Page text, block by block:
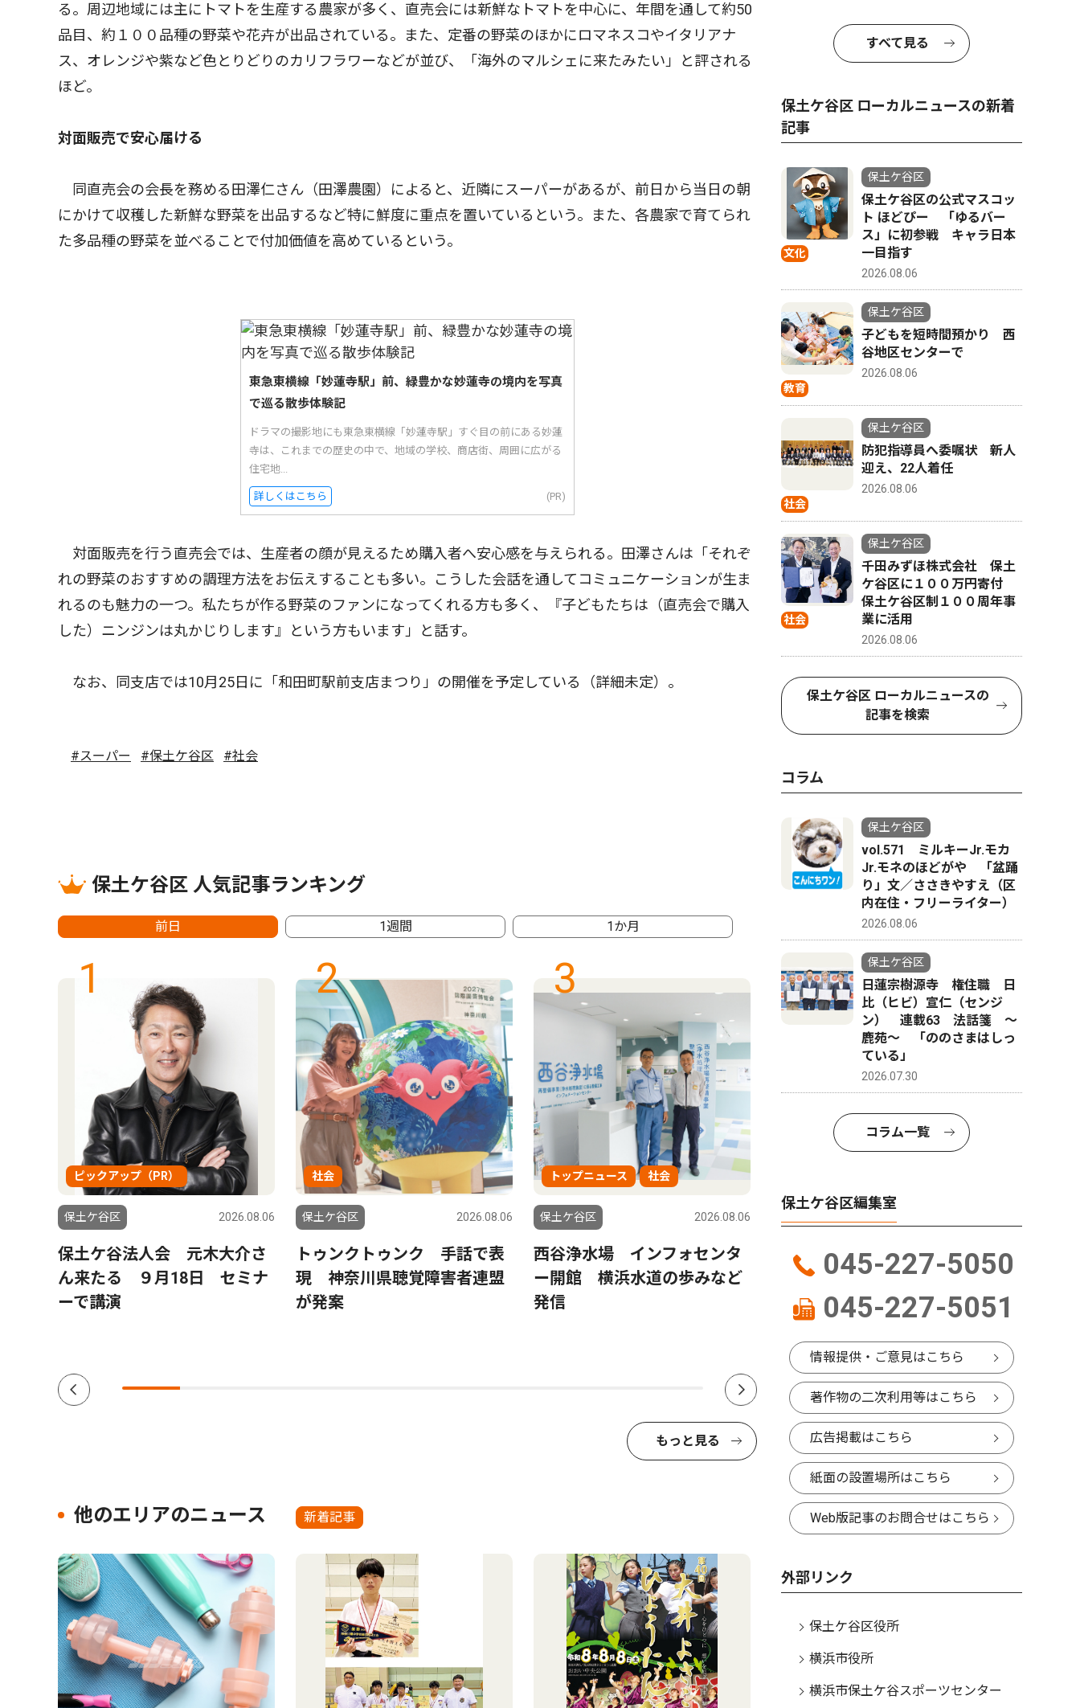
る。周辺地域には主にトマトを生産する農家が多く、直売会には新鮮なトマトを中心に、年間を通して約50
品目、約１００品種の野菜や花卉が出品されている。また、定番の野菜のほかにロマネスコやイタリアナ
ス、オレンジや紫など色とりどりのカリフラワーなどが並び、「海外のマルシェに来たみたい」と評される
ほど。
対面販売で安心届ける
同直売会の会長を務める田澤仁さん（田澤農園）によると、近隣にスーパーがあるが、前日から当日の朝
にかけて収穫した新鮮な野菜を出品するなど特に鮮度に重点を置いているという。また、各農家で育てられ
た多品種の野菜を並べることで付加価値を高めているという。
東急東横線「妙蓮寺駅」前、緑豊かな妙蓮寺の境内を写真
で巡る散歩体験記
ドラマの撮影地にも東急東横線「妙蓮寺駅」すぐ目の前にある妙蓮
寺は、これまでの歴史の中で、地域の学校、商店街、周囲に広がる
住宅地...
詳しくはこちら (PR)
対面販売を行う直売会では、生産者の顔が見えるため購入者へ安心感を与えられる。田澤さんは「それぞ
れの野菜のおすすめの調理方法をお伝えすることも多い。こうした会話を通してコミュニケーションが生ま
れるのも魅力の一つ。私たちが作る野菜のファンになってくれる方も多く、『子どもたちは（直売会で購入
した）ニンジンは丸かじりします』という方もいます」と話す。
なお、同支店では10月25日に「和田町駅前支店まつり」の開催を予定している（詳細未定）。
#スーパー #保土ケ谷区 #社会
保土ケ谷区 人気記事ランキング
前日 1週間 1か月
1
ピックアップ（PR）
保土ケ谷区 2026.08.06
保土ケ谷法人会 元木大介さ
ん来たる ９月18日 セミナ
ーで講演
2
社会
保土ケ谷区 2026.08.06
トゥンクトゥンク 手話で表
現 神奈川県聴覚障害者連盟
が発案
3
トップニュース 社会
保土ケ谷区 2026.08.06
西谷浄水場 インフォセンタ
ー開館 横浜水道の歩みなど
発信
4
横浜市ひきこもり総合支援・
若者相談センターってどんな
ところ？ 最近までセンター
を利用していた方にインタビ
ュー
天王町
ク伝え
もっと見る
他のエリアのニュース 新着記事
すべて見る
保土ケ谷区 ローカルニュースの新着
記事
文化
保土ケ谷区
保土ケ谷区の公式マスコッ
ト ほどぴー 「ゆるバー
ス」に初参戦 キャラ日本
一目指す
2026.08.06
教育
保土ケ谷区
子どもを短時間預かり 西
谷地区センターで
2026.08.06
社会
保土ケ谷区
防犯指導員へ委嘱状 新人
迎え、22人着任
2026.08.06
社会
保土ケ谷区
千田みずほ株式会社 保土
ケ谷区に１００万円寄付
保土ケ谷区制１００周年事
業に活用
2026.08.06
保土ケ谷区 ローカルニュースの
記事を検索
コラム
保土ケ谷区
vol.571 ミルキーJr.モカ
Jr.モネのほどがや 「盆踊
り」文／ささきやすえ（区
内在住・フリーライター）
2026.08.06
保土ケ谷区
日蓮宗樹源寺 権住職 日
比（ヒビ）宣仁（センジ
ン） 連載63 法話箋 〜
鹿苑〜 「ののさまはしっ
ている」
2026.07.30
コラム一覧
保土ケ谷区編集室
045-227-5050
045-227-5051
情報提供・ご意見はこちら
著作物の二次利用等はこちら
広告掲載はこちら
紙面の設置場所はこちら
Web版記事のお問合せはこちら
外部リンク
保土ケ谷区役所
横浜市役所
横浜市保土ケ谷スポーツセンター